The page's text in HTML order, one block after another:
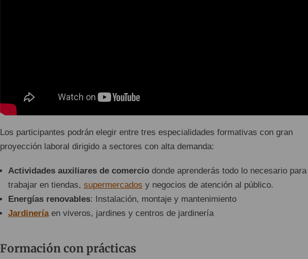
Los participantes podrán elegir entre tres especialidades formativas con gran
proyección laboral dirigido a sectores con alta demanda:
Actividades auxiliares de comerciodonde aprenderás todo lo necesario para
trabajar en tiendas, supermercados y negocios de atención al público.
Energías renovables: Instalación, montaje y mantenimiento
Jardineríaen viveros, jardines y centros de jardinería
Formación con prácticas